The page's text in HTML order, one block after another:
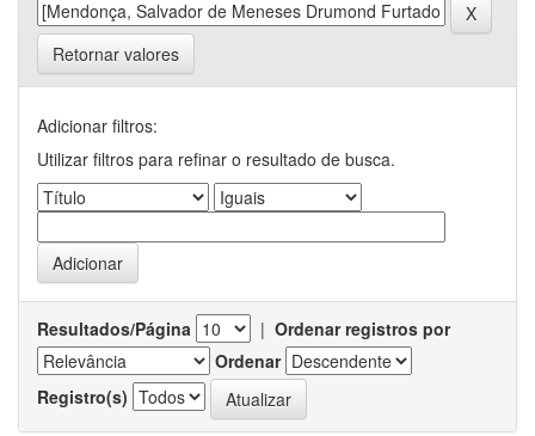
Retornar valores
Adicionar filtros:
Utilizar filtros para refinar o resultado de busca.
Resultados/Página | Ordenar registros por
Ordenar
Registro(s)